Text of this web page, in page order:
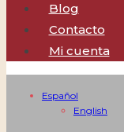
Blog
Contacto
Mi cuenta
Español
English